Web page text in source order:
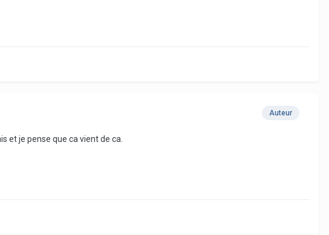
Auteur
et je pense que ca vient de ca.